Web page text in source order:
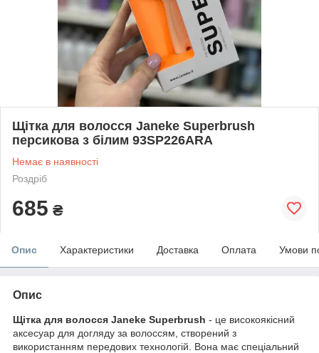
Щітка для волосся Janeke Superbrush
персикова з білим 93SP226ARA
Немає в наявності
Роздріб
685 ₴
Опис Характеристики Доставка Оплата Умови
Опис
Щітка для волосся Janeke Superbrush - це високоякісний
аксесуар для догляду за волоссям, створений з
використанням передових технологій. Вона має спеціальний